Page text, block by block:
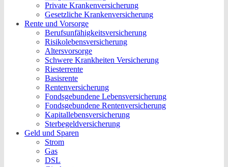
Private Krankenversicherung
Gesetzliche Krankenversicherung
Rente und Vorsorge
Berufs­unfähigkeitsversicherung
Risikolebensversicherung
Altersvorsorge
Schwere Krankheiten Versicherung
Riesterrente
Basisrente
Rentenversicherung
Fondsgebundene Lebensversicherung
Fondsgebundene Rentenversicherung
Kapitallebensversicherung
Sterbegeldversicherung
Geld und Sparen
Strom
Gas
DSL